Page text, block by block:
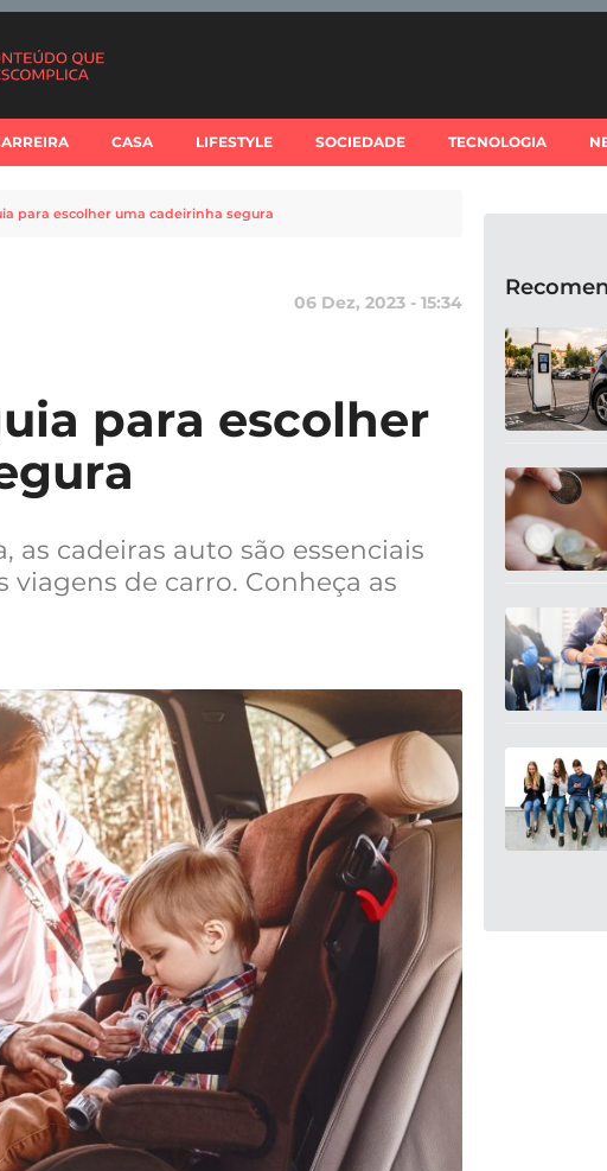
CASA LIFESTYLE SOCIEDADE TECNOLOGIA
para escolher uma cadeirinha segura
06 Dez, 2023 - 15:34
para escolher
as cadeiras auto são essenciais
viagens de carro. Conheça as